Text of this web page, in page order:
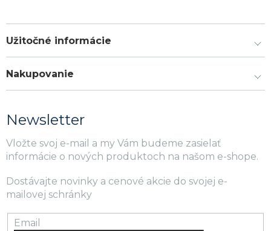
Užitočné informácie
Nakupovanie
Newsletter
Vložte svoj e-mail a my Vám budeme zasielať
informácie o nových produktoch na našom e-shope.
Dostávajte novinky a cenové akcie do svojej e-
mailovej schránky
Email